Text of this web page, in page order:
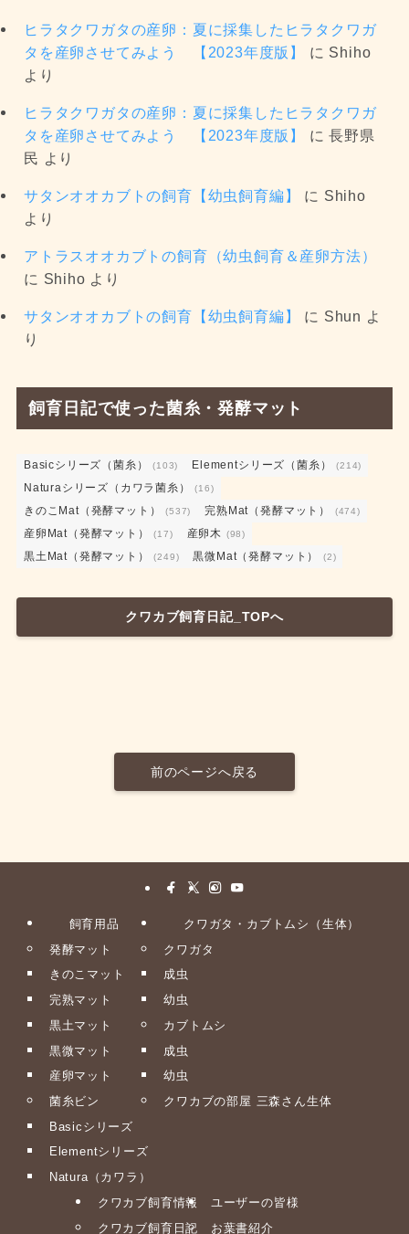
ヒラタクワガタの産卵：夏に採集したヒラタクワガ
タを産卵させてみよう 【2023年度版】
に Shiho
より
ヒラタクワガタの産卵：夏に採集したヒラタクワガ
タを産卵させてみよう 【2023年度版】
に長野県
民 より
サタンオオカブトの飼育【幼虫飼育編】 に Shiho
より
アトラスオオカブトの飼育（幼虫飼育＆産卵方法）
に Shiho より
サタンオオカブトの飼育【幼虫飼育編】 に Shun よ
り
飼育日記で使った菌糸・発酵マット
Basicシリーズ（菌糸） (103) Elementシリーズ（菌糸） (214)
Naturaシリーズ（カワラ菌糸） (16)
きのこMat（発酵マット） (537) 完熟Mat（発酵マット） (474)
産卵Mat（発酵マット） (17) 産卵木 (98)
黒土Mat（発酵マット） (249) 黒微Mat（発酵マット） (2)
クワカブ飼育日記_TOPへ
前のページへ戻る
飼育用品
発酵マット
きのこマット
完熟マット
黒土マット
黒微マット
産卵マット
菌糸ビン
Basicシリーズ
Elementシリーズ
Natura（カワラ）
クワガタ・カブトムシ（生体）
クワガタ
成虫
幼虫
カブトムシ
成虫
幼虫
クワカブの部屋 三森さん生体
クワカブ飼育情報
クワカブ飼育日記
ユーザーの皆様
お葉書紹介